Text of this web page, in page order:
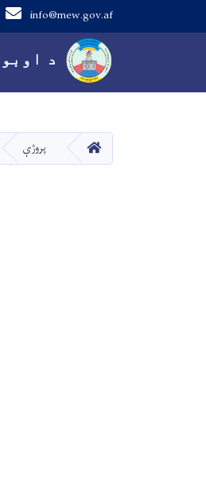
د
info@mew.gov.af
Main navigation
کور پروژې